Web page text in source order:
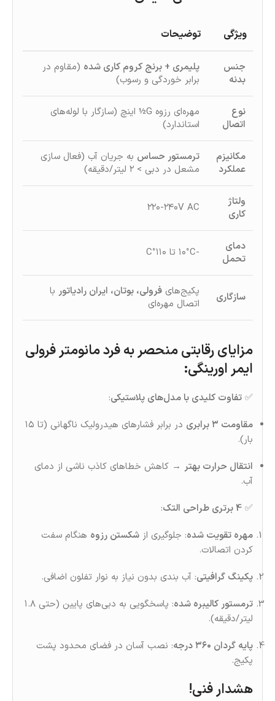
ویژگی توضیحات
جنس
بدنه
پلیمری + برنج کروم‌ کاری‌ شده (مقاوم در
برابر خوردگی و رسوب)
نوع
اتصال
مهره‌ای رزوه G½ اینچ (سازگار با لوله‌های
استاندارد)
مکانیزم
عملکرد
ترمستور حساس به جریان آب (فعال‌ سازی
مشعل در دبی > ۲ لیتر/دقیقه)
ولتاژ
کاری
۲۲۰-۲۴۰V AC
دمای
تحمل
-۱۰°C تا ۱۱۰°C
سازگاری پکیج‌های فرولی، بوتان، ایران رادیاتور با
اتصال مهره‌ای
مزایای رقابتی منحصر به‌ فرد مانومتر فرولی
ایمر اورینگی:
✅ تفاوت کلیدی با مدل‌های پلاستیکی:
مقاومت ۳ برابری
در برابر فشارهای هیدرولیک ناگهانی (تا ۱۵
بار).
انتقال حرارت بهتر → کاهش خطاهای کاذب ناشی از دمای
آب.
✅ 4 برتری طراحی التک
:
مهره تقویت‌ شده: جلوگیری از شکستن رزوه هنگام سفت‌
کردن اتصالات.
پکینگ گرافیتی: آب‌ بندی بدون نیاز به نوار تفلون اضافی.
ترمستور کالیبره‌ شده
: پاسخگویی به دبی‌های پایین (حتی ۱.۸
لیتر/دقیقه).
پایه گردان ۳۶۰ درجه
: نصب آسان در فضای محدود پشت
پکیج.
هشدار فنی!